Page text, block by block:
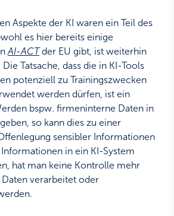
Aspekte der KI waren ein Teil des
es hier bereits einige
AI-ACTder EU gibt, ist weiterhin
Tatsache, dass die in KI-Tools
potenziell zu Trainingszwecken
werden dürfen, ist ein
bspw. firmeninterne Daten in
so kann dies zu einer
sensibler Informationen
in ein KI-System
hat man keine Kontrolle mehr
verarbeitet oder